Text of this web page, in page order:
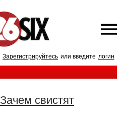
Зарегистрируйтесь или введите логин
Зачем свистят